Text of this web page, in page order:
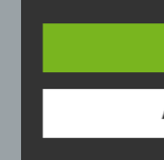
a)